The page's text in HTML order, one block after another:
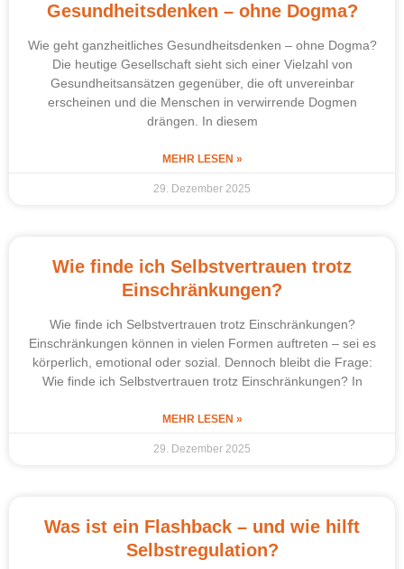
Gesundheitsdenken – ohne Dogma?
Wie geht ganzheitliches Gesundheitsdenken – ohne Dogma?
Die heutige Gesellschaft sieht sich einer Vielzahl von
Gesundheitsansätzen gegenüber, die oft unvereinbar
erscheinen und die Menschen in verwirrende Dogmen
drängen. In diesem
MEHR LESEN »
29. Dezember 2025
Wie finde ich Selbstvertrauen trotz
Einschränkungen?
Wie finde ich Selbstvertrauen trotz Einschränkungen?
Einschränkungen können in vielen Formen auftreten – sei es
körperlich, emotional oder sozial. Dennoch bleibt die Frage:
Wie finde ich Selbstvertrauen trotz Einschränkungen? In
MEHR LESEN »
29. Dezember 2025
Was ist ein Flashback – und wie hilft
Selbstregulation?